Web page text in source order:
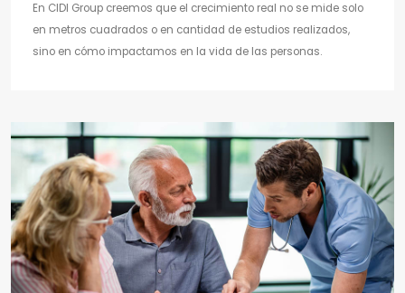
En CIDI Group creemos que el crecimiento real no se mide solo
en metros cuadrados o en cantidad de estudios realizados,
sino en cómo impactamos en la vida de las personas.